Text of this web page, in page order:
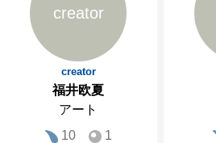
creator
creator
福井欧夏
アート
10
1